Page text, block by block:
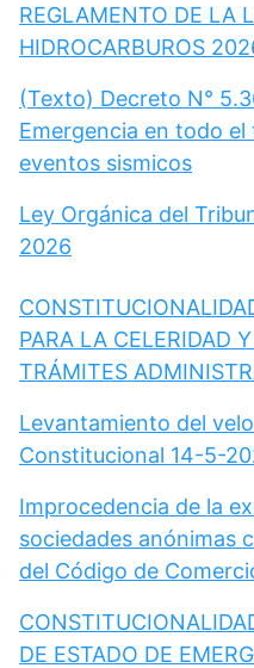
REGLAMENTO DE LA
HIDROCARBUROS
(Texto) Decreto N°
Emergencia en todo
eventos sismicos
Ley Orgánica del
2026
PARA LA CELERIDAD
TRÁMITES
Levantamiento del
Constitucional 14-5-
Improcedencia de la
sociedades anónimas
del Código de
DE ESTADO DE